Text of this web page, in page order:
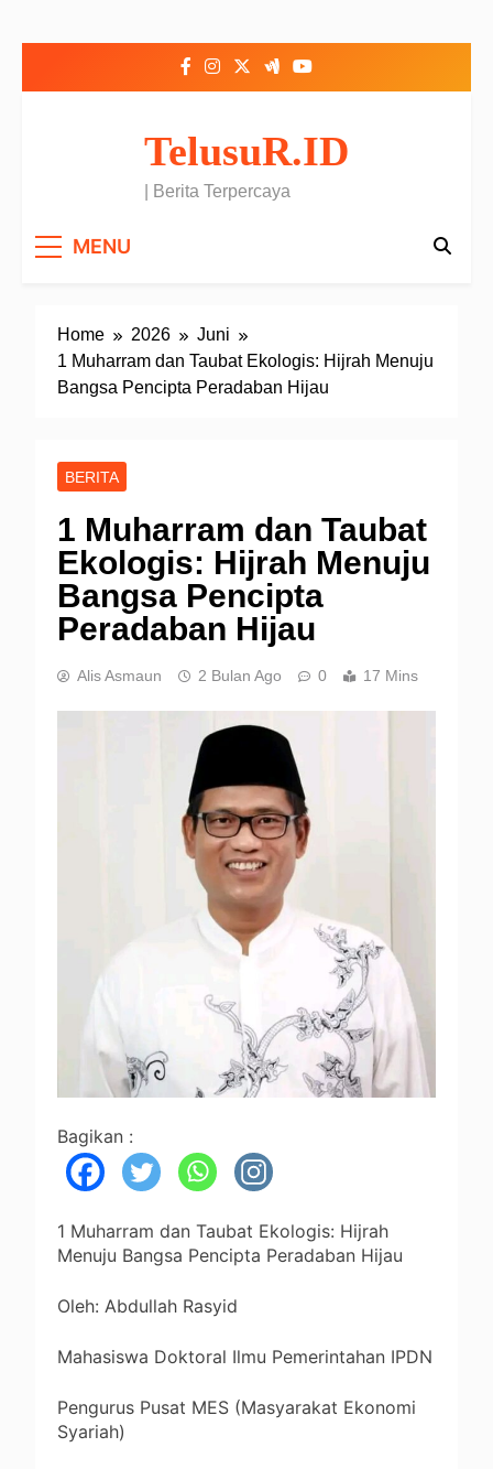
TelusuR.ID
| Berita Terpercaya
MENU
Home 2026
Juni
1 Muharram dan Taubat Ekologis: Hijrah Menuju
Bangsa Pencipta Peradaban Hijau
BERITA
1 Muharram dan Taubat
Ekologis: Hijrah Menuju
Bangsa Pencipta
Peradaban Hijau
Alis Asmaun 2 Bulan Ago 0 17 Mins
Bagikan :
1 Muharram dan Taubat Ekologis: Hijrah
Menuju Bangsa Pencipta Peradaban Hijau
Oleh: Abdullah Rasyid
Mahasiswa Doktoral Ilmu Pemerintahan IPDN
Pengurus Pusat MES (Masyarakat Ekonomi
Syariah)